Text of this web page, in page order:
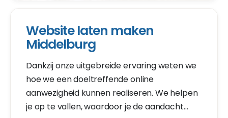
Website laten maken
Middelburg
Dankzij onze uitgebreide ervaring weten we
hoe we een doeltreffende online
aanwezigheid kunnen realiseren. We helpen
je op te vallen, waardoor je de aandacht